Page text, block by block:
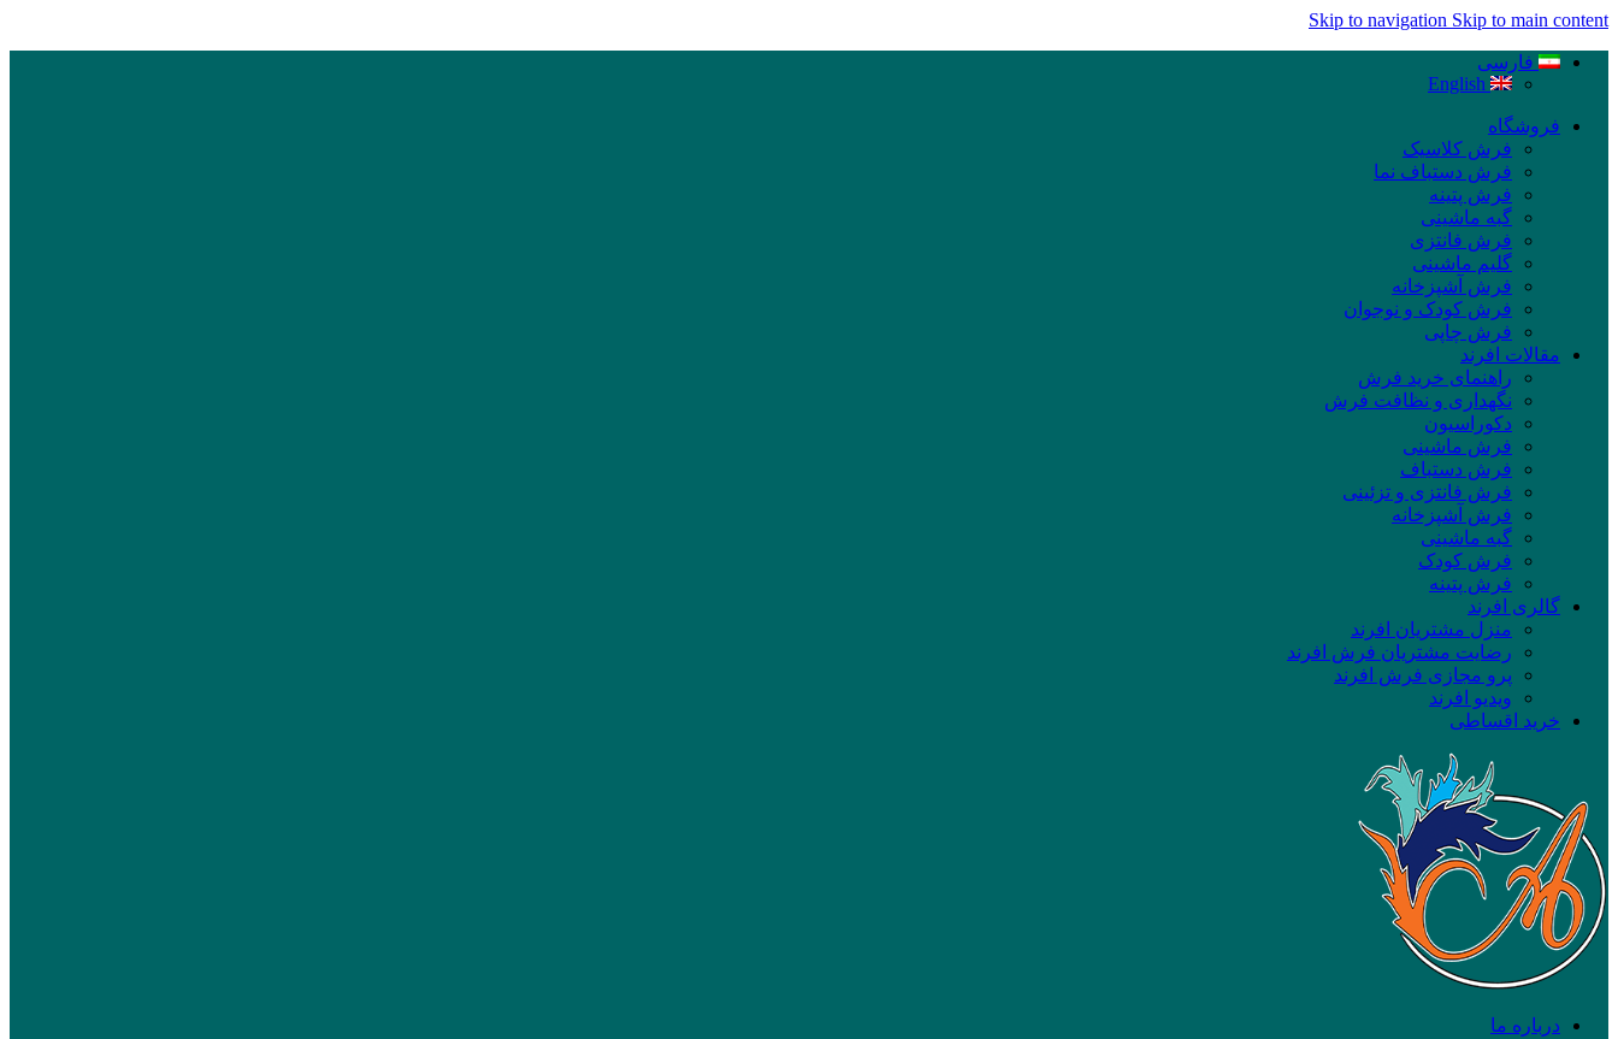
Skip to navigation Skip to main content
فارسی
English
فروشگاه
فرش کلاسیک
فرش دستباف نما
فرش پتینه
گبه ماشینی
فرش فانتزی
گلیم ماشینی
فرش آشپزخانه
فرش کودک و نوجوان
فرش چاپی
مقالات افرند
راهنمای خرید فرش
نگهداری و نظافت فرش
دکوراسیون
فرش ماشینی
فرش دستباف
فرش فانتزی و تزئینی
فرش آشپزخانه
گبه ماشینی
فرش کودک
فرش پتینه
گالری افرند
منزل مشتریان افرند
رضایت مشتریان فرش افرند
پرو مجازی فرش افرند
ویدیو افرند
خرید اقساطی
درباره ما